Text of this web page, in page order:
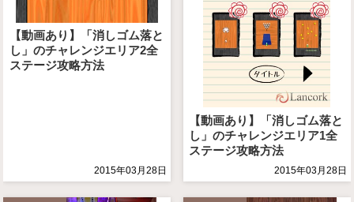
【動画あり】「消しゴム落と
し」のチャレンジエリア2全
ステージ攻略方法
2015年03月28日
【動画あり】「消しゴム落と
し」のチャレンジエリア1全
ステージ攻略方法
2015年03月28日